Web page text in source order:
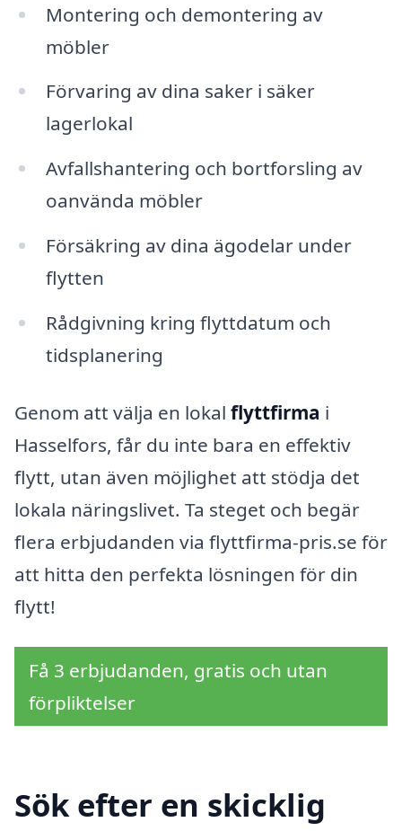
Montering och demontering av
möbler
Förvaring av dina saker i säker
lagerlokal
Avfallshantering och bortforsling av
oanvända möbler
Försäkring av dina ägodelar under
flytten
Rådgivning kring flyttdatum och
tidsplanering
Genom att välja en lokal flyttfirma i
Hasselfors, får du inte bara en effektiv
flytt, utan även möjlighet att stödja det
lokala näringslivet. Ta steget och begär
flera erbjudanden via flyttfirma-pris.se för
att hitta den perfekta lösningen för din
flytt!
Få 3 erbjudanden, gratis och utan
förpliktelser
Sök efter en skicklig